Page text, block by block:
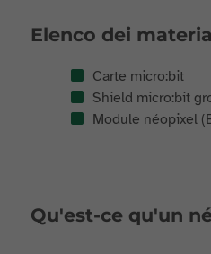
Elenco dei
Carte micro:bit
Shield micro:bit
Module néopixel
Qu'est-ce qu'un